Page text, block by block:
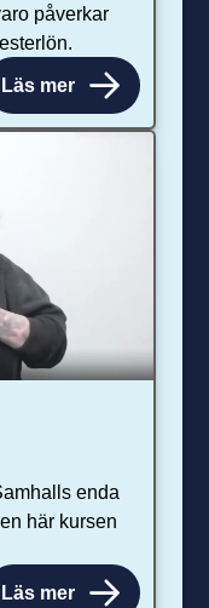
påverkar
Läs mer
enda
här kursen
Läs mer